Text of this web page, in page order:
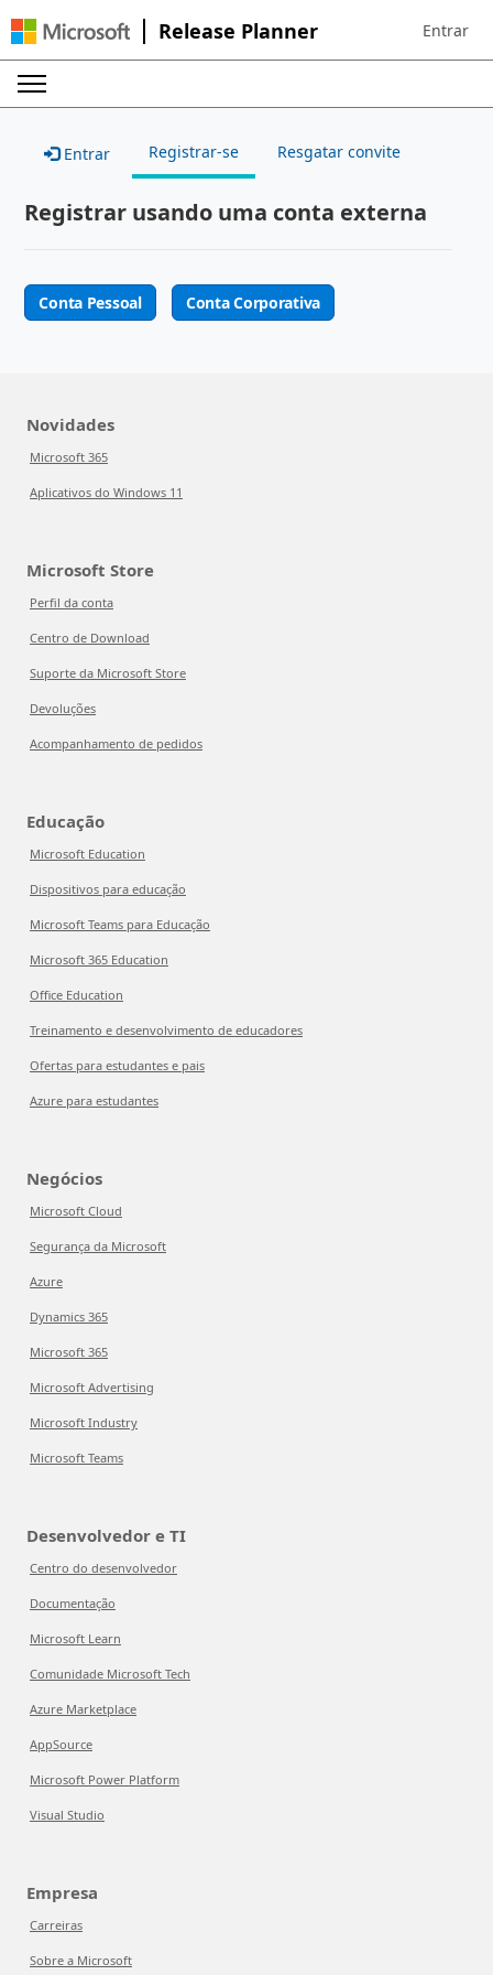
Release Planner Sign in to
Entrar
Entrar Registrar-se Resgatar convite
Registrar usando uma conta externa
Conta Pessoal Conta Corporativa
Novidades
Microsoft 365
Aplicativos do Windows 11
Microsoft Store
Perfil da conta
Centro de Download
Suporte da Microsoft Store
Devoluções
Acompanhamento de pedidos
Educação
Microsoft Education
Dispositivos para educação
Microsoft Teams para Educação
Microsoft 365 Education
Office Education
Treinamento e desenvolvimento de educadores
Ofertas para estudantes e pais
Azure para estudantes
Negócios
Microsoft Cloud
Segurança da Microsoft
Azure
Dynamics 365
Microsoft 365
Microsoft Advertising
Microsoft Industry
Microsoft Teams
Desenvolvedor e TI
Centro do desenvolvedor
Documentação
Microsoft Learn
Comunidade Microsoft Tech
Azure Marketplace
AppSource
Microsoft Power Platform
Visual Studio
Empresa
Carreiras
Sobre a Microsoft